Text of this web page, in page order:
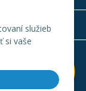
služieb
si vaše